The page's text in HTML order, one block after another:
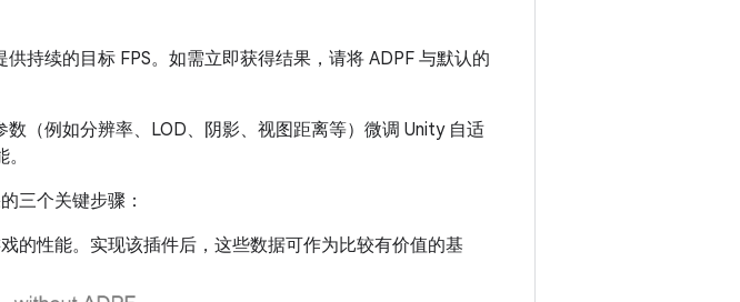
持续的目标 FPS。如需立即获得结果，请将 ADPF 与默认的
（例如分辨率、LOD、阴影、视图距离等）微调 Unity 自适
三个关键步骤：
的性能。实现该插件后，这些数据可作为比较有价值的基